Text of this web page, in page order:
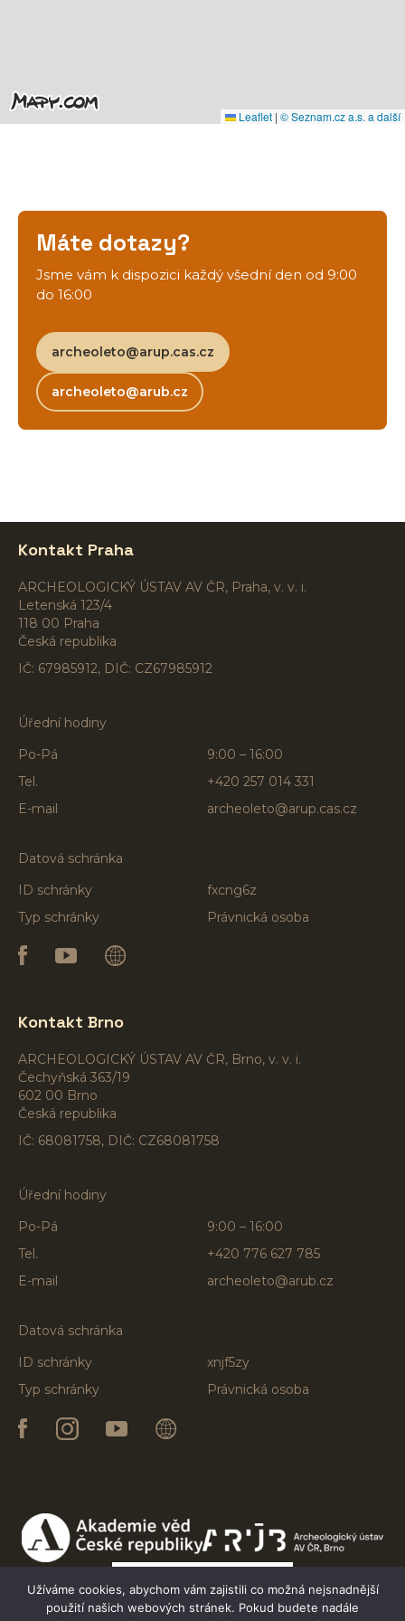
Leaflet | © Seznam.cz a.s. a další
Máte dotazy?
Jsme vám k dispozici každý všední den od 9:00
do 16:00
archeoleto@arup.cas.cz
archeoleto@arub.cz
Kontakt Praha
ARCHEOLOGICKÝ ÚSTAV AV ČR, Praha, v. v. i.
Letenská 123/4
118 00 Praha
Česká republika
IČ: 67985912, DIČ: CZ67985912
Úřední hodiny
Po-Pá
9:00 – 16:00
Tel.
+420 257 014 331
E-mail
archeoleto@arup.cas.cz
Datová schránka
ID schránky
fxcng6z
Typ schránky
Právnická osoba
Kontakt Brno
ARCHEOLOGICKÝ ÚSTAV AV ČR, Brno, v. v. i.
Čechyňská 363/19
602 00 Brno
Česká republika
IČ: 68081758, DIČ: CZ68081758
Úřední hodiny
Po-Pá
9:00 – 16:00
Tel.
+420 776 627 785
E-mail
archeoleto@arub.cz
Datová schránka
ID schránky
xnjf5zy
Typ schránky
Právnická osoba
Užíváme cookies, abychom vám zajistili co možná nejsnadnější
použití našich webových stránek. Pokud budete nadále